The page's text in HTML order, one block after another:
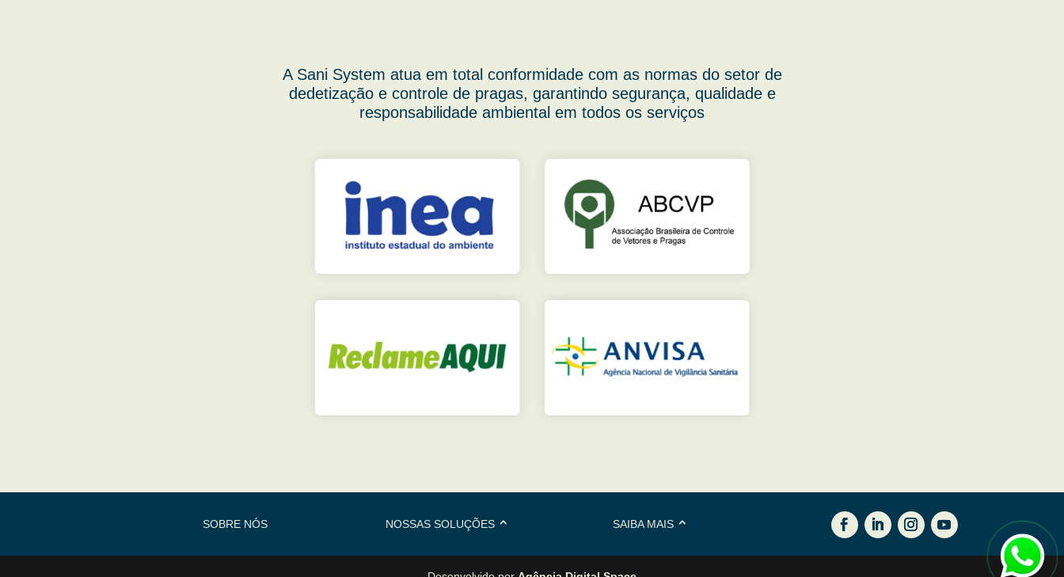
A Sani System atua em total conformidade com as normas do setor de
dedetização e controle de pragas, garantindo segurança, qualidade e
responsabilidade ambiental em todos os serviços
SOBRE NÓS NOSSAS SOLUÇÕES SAIBA MAIS